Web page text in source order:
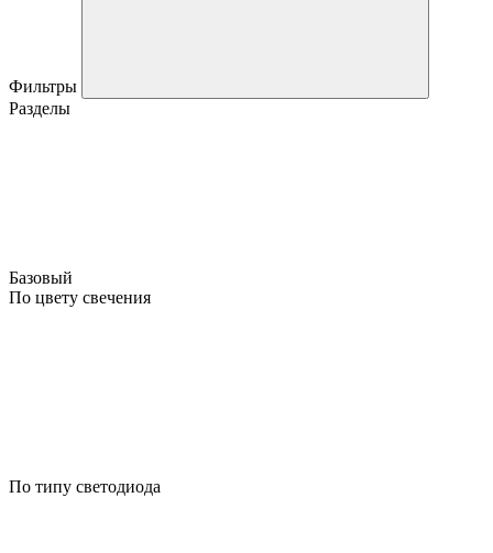
Фильтры
Разделы
Базовый
По цвету свечения
По типу светодиода